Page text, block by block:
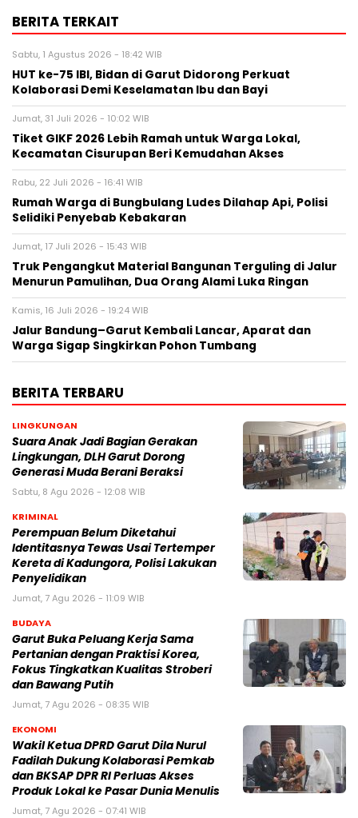
BERITA TERKAIT
Sabtu, 1 Agustus 2026 - 18:42 WIB
HUT ke-75 IBI, Bidan di Garut Didorong Perkuat
Kolaborasi Demi Keselamatan Ibu dan Bayi
Jumat, 31 Juli 2026 - 10:02 WIB
Tiket GIKF 2026 Lebih Ramah untuk Warga Lokal,
Kecamatan Cisurupan Beri Kemudahan Akses
Rabu, 22 Juli 2026 - 16:41 WIB
Rumah Warga di Bungbulang Ludes Dilahap Api, Polisi
Selidiki Penyebab Kebakaran
Jumat, 17 Juli 2026 - 15:43 WIB
Truk Pengangkut Material Bangunan Terguling di Jalur
Menurun Pamulihan, Dua Orang Alami Luka Ringan
Kamis, 16 Juli 2026 - 19:24 WIB
Jalur Bandung–Garut Kembali Lancar, Aparat dan
Warga Sigap Singkirkan Pohon Tumbang
BERITA TERBARU
LINGKUNGAN
Suara Anak Jadi Bagian Gerakan
Lingkungan, DLH Garut Dorong
Generasi Muda Berani Beraksi
Sabtu, 8 Agu 2026 - 12:08 WIB
KRIMINAL
Perempuan Belum Diketahui
Identitasnya Tewas Usai Tertemper
Kereta di Kadungora, Polisi Lakukan
Penyelidikan
Jumat, 7 Agu 2026 - 11:09 WIB
BUDAYA
Garut Buka Peluang Kerja Sama
Pertanian dengan Praktisi Korea,
Fokus Tingkatkan Kualitas Stroberi
dan Bawang Putih
Jumat, 7 Agu 2026 - 08:35 WIB
EKONOMI
Wakil Ketua DPRD Garut Dila Nurul
Fadilah Dukung Kolaborasi Pemkab
dan BKSAP DPR RI Perluas Akses
Produk Lokal ke Pasar Dunia Menulis
Jumat, 7 Agu 2026 - 07:41 WIB